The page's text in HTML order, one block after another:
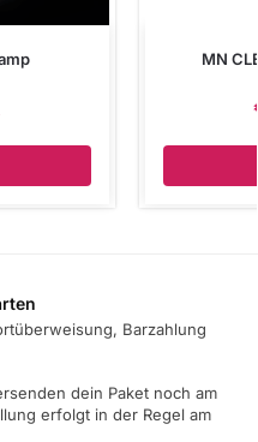
MN
Barzahlung
dein Paket noch am
erfolgt in der Regel am